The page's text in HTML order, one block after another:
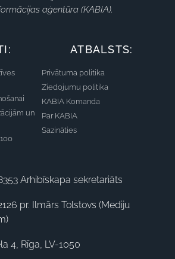
aģentūra (KABIA).
un
ATBALSTS:
Privātuma politika
Ziedojumu politika
KABIA Komanda
Par KABIA
Sazināties
Arhibīskapa sekretariāts
pr. Ilmārs Tolstovs (Mediju
4, Rīga, LV-1050